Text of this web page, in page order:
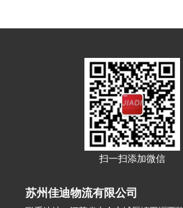
扫一扫添加微信
苏州佳迪物流有限公司